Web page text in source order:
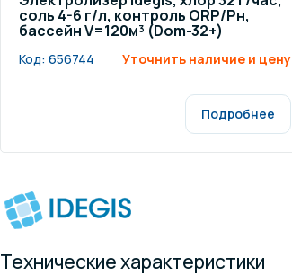
соль 4-6 г/л, контроль ORP/Рн,
бассейн V=120м³ (Dom-32+)
Код: 656744 Уточнить наличие и цену
Подробнее
Технические характеристики